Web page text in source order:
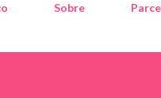
Sobre